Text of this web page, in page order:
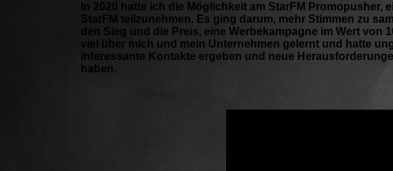
In 2020 hatte ich die Möglichkeit am StarFM
StarFM teilzunehmen. Es ging darum, mehr Stimmen zu
den Sieg und die Preis, eine Werbekampagne im Wert von
viel über mich und mein Unternehmen gelernt und hatte
interessante Kontakte ergeben und neue
haben.